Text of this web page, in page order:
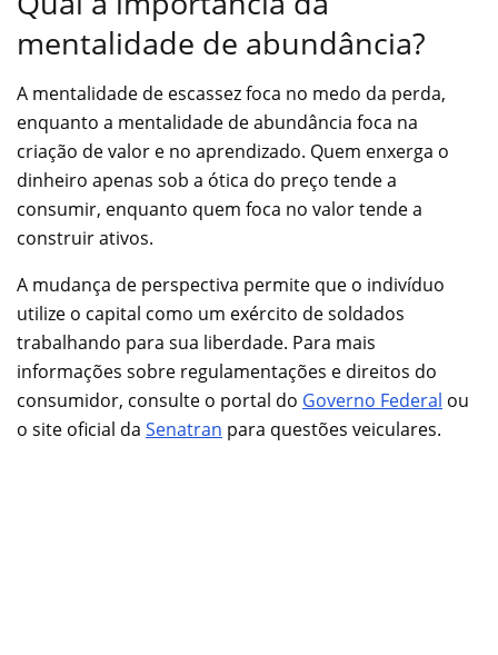
mentalidade de abundância?
A mentalidade de escassez foca no medo da perda,
enquanto a mentalidade de abundância foca na
criação de valor e no aprendizado. Quem enxerga o
dinheiro apenas sob a ótica do preço tende a
consumir, enquanto quem foca no valor tende a
construir ativos.
A mudança de perspectiva permite que o indivíduo
utilize o capital como um exército de soldados
trabalhando para sua liberdade. Para mais
informações sobre regulamentações e direitos do
consumidor, consulte o portal do Governo Federal ou
o site oficial da Senatran para questões veiculares.